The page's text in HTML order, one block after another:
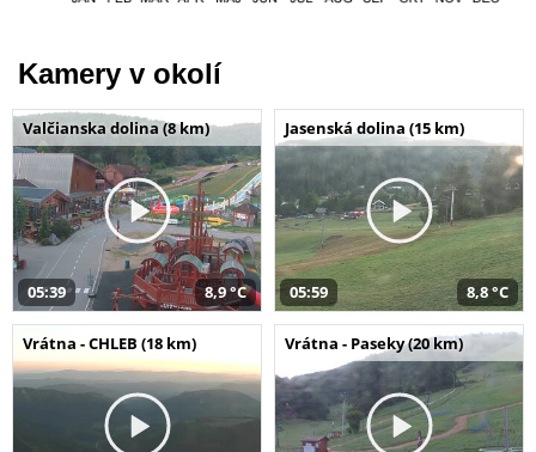
Kamery v okolí
Valčianska dolina (8 km)
05:39 8,9 °C
Jasenská dolina (15 km)
05:59 8,8 °C
Vrátna - CHLEB (18 km) Vrátna - Paseky (20 km)